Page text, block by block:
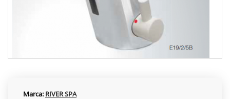
Marca: RIVER SPA